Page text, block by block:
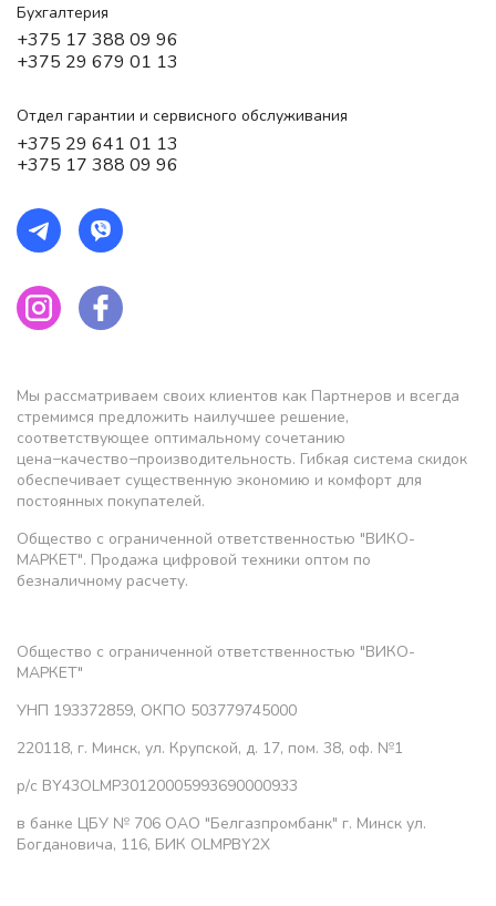
Бухгалтерия
+375 17 388 09 96
+375 29 679 01 13
Отдел гарантии и сервисного обслуживания
+375 29 641 01 13
+375 17 388 09 96
Мы рассматриваем своих клиентов как Партнеров и всегда
стремимся предложить наилучшее решение,
соответствующее оптимальному сочетанию
цена−качество−производительность. Гибкая система скидок
обеспечивает существенную экономию и комфорт для
постоянных покупателей.
Общество с ограниченной ответственностью "ВИКО-
МАРКЕТ". Продажа цифровой техники оптом по
безналичному расчету.
Общество с ограниченной ответственностью "ВИКО-
МАРКЕТ"
УНП 193372859, ОКПО 503779745000
220118, г. Минск, ул. Крупской, д. 17, пом. 38, оф. №1
р/с BY43OLMP30120005993690000933
в банке ЦБУ № 706 ОАО "Белгазпромбанк" г. Минск ул.
Богдановича, 116, БИК OLMPBY2X